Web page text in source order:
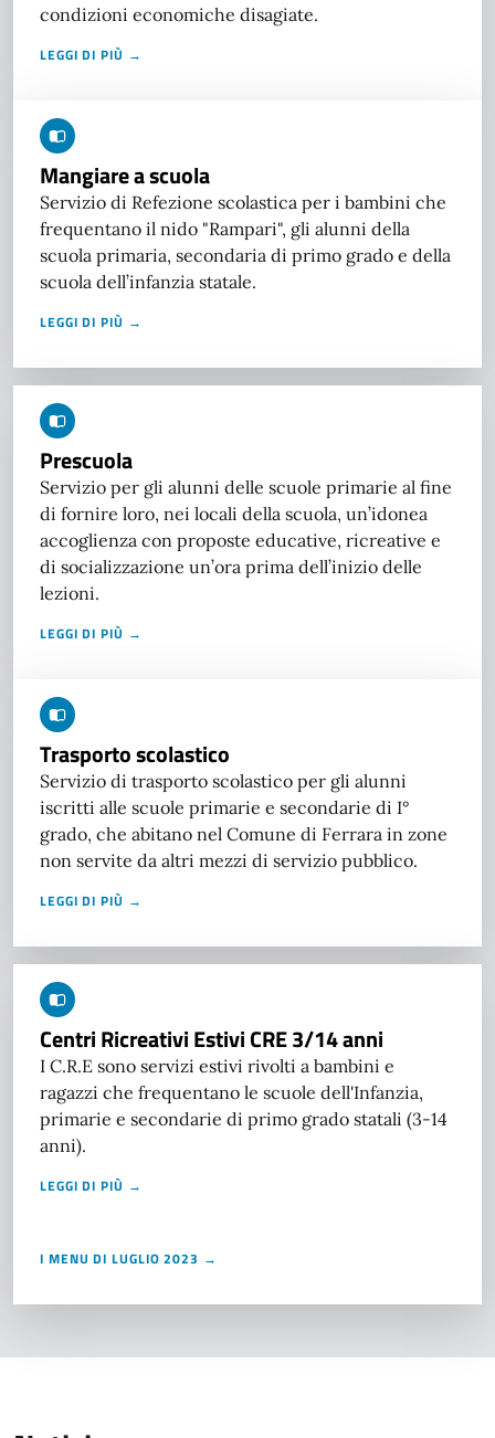
condizioni economiche disagiate.
LEGGI DI PIÙ →
Mangiare a scuola
Servizio di Refezione scolastica per i bambini che
frequentano il nido "Rampari", gli alunni della
scuola primaria, secondaria di primo grado e della
scuola dell’infanzia statale.
LEGGI DI PIÙ →
Prescuola
Servizio per gli alunni delle scuole primarie al fine
di fornire loro, nei locali della scuola, un’idonea
accoglienza con proposte educative, ricreative e
di socializzazione un’ora prima dell’inizio delle
lezioni.
LEGGI DI PIÙ →
Trasporto scolastico
Servizio di trasporto scolastico per gli alunni
iscritti alle scuole primarie e secondarie di I°
grado, che abitano nel Comune di Ferrara in zone
non servite da altri mezzi di servizio pubblico.
LEGGI DI PIÙ →
Centri Ricreativi Estivi CRE 3/14 anni
I C.R.E sono servizi estivi rivolti a bambini e
ragazzi che frequentano le scuole dell'Infanzia,
primarie e secondarie di primo grado statali (3-14
anni).
LEGGI DI PIÙ →
I MENU DI LUGLIO 2023 →